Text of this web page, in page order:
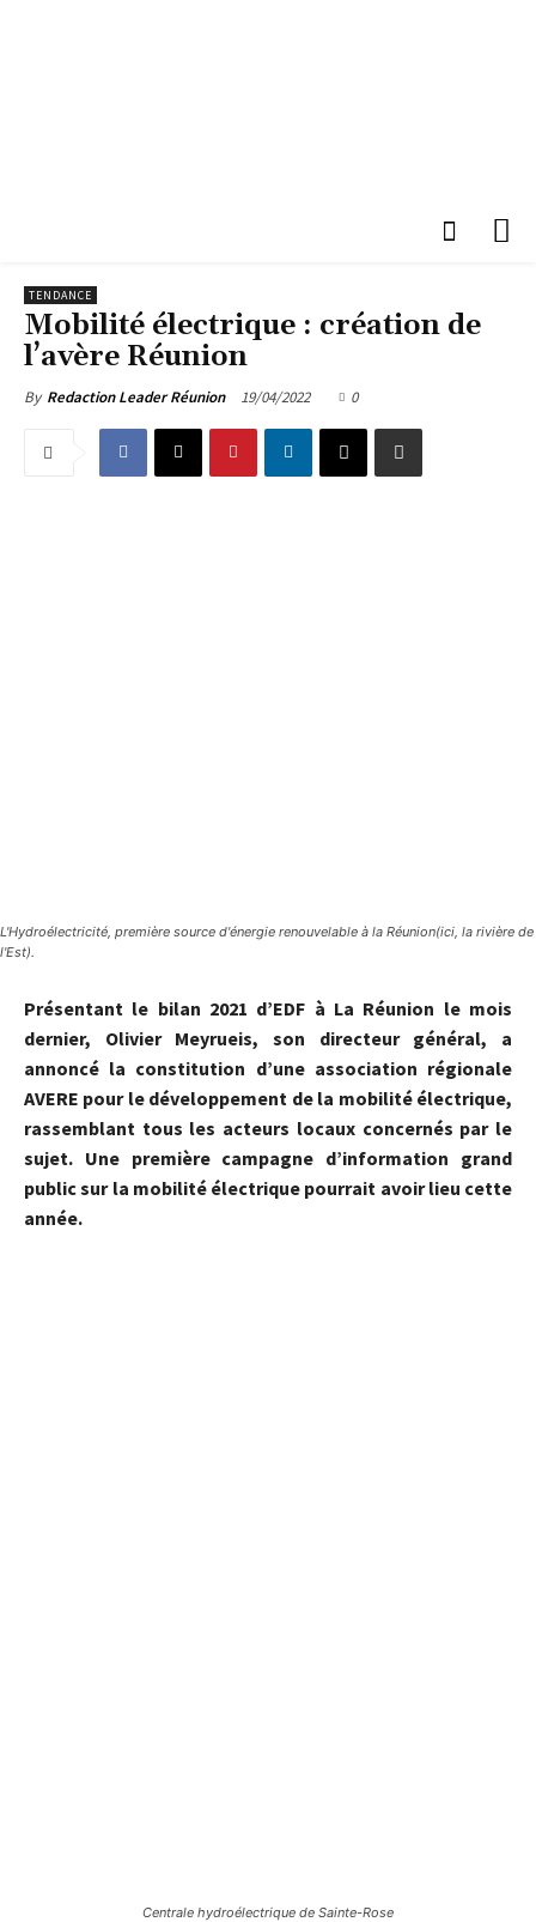
TENDANCE
Mobilité électrique : création de
l’avère Réunion
By Redaction Leader Réunion 19/04/2022 0
L'Hydroélectricité, première source d'énergie renouvelable à la Réunion(ici, la rivière de
l'Est).
Présentant le bilan 2021 d’EDF à La Réunion le mois
dernier, Olivier Meyrueis, son directeur général, a
annoncé la constitution d’une association régionale
AVERE pour le développement de la mobilité électrique,
rassemblant tous les acteurs locaux concernés par le
sujet. Une première campagne d’information grand
public sur la mobilité électrique pourrait avoir lieu cette
année.
Centrale hydroélectrique de Sainte-Rose